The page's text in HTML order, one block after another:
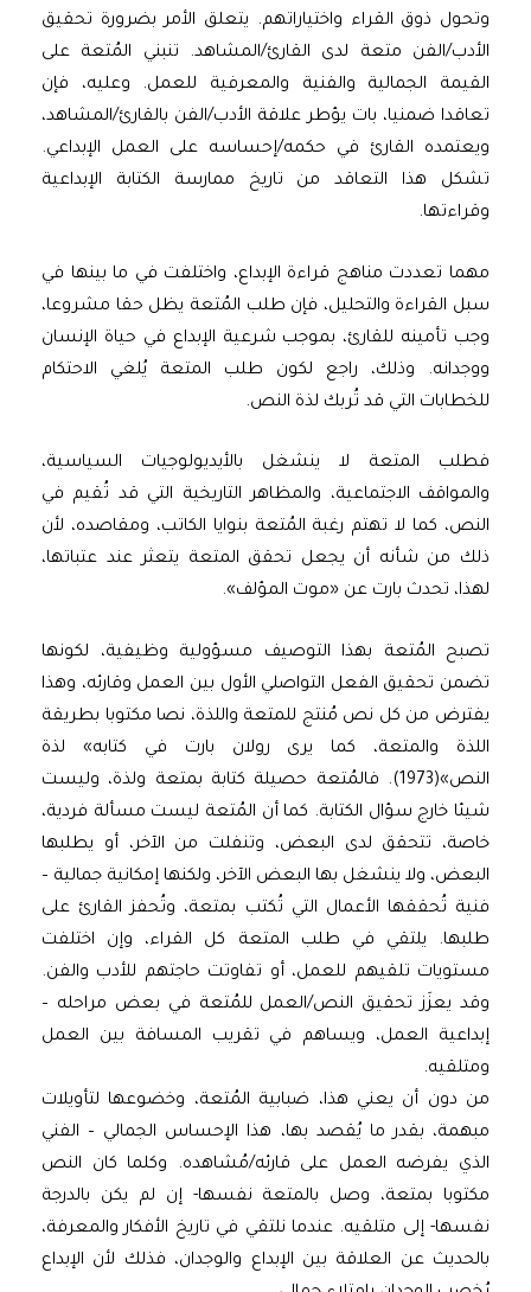
وتحول ذوق القراء واختياراتهم. يتعلق الأمر بضرورة تحقيق
الأدب/الفن متعة لدى القارئ/المشاهد. تنبني المُتعة على
القيمة الجمالية والفنية والمعرفية للعمل. وعليه، فإن
تعاقدا ضمنيا، بات يؤطر علاقة الأدب/الفن بالقارئ/المشاهد،
ويعتمده القارئ في حكمه/إحساسه على العمل الإبداعي.
تشكل هذا التعاقد من تاريخ ممارسة الكتابة الإبداعية
وقراءتها.
مهما تعددت مناهج قراءة الإبداع، واختلفت في ما بينها في
سبل القراءة والتحليل، فإن طلب المُتعة يظل حقا مشروعا،
وجب تأمينه للقارئ، بموجب شرعية الإبداع في حياة الإنسان
ووجدانه. وذلك، راجع لكون طلب المتعة يُلغي الاحتكام
للخطابات التي قد تُربك لذة النص.
فطلب المتعة لا ينشغل بالأيديولوجيات السياسية،
والمواقف الاجتماعية، والمظاهر التاريخية التي قد تُقيم في
النص، كما لا تهتم رغبة المُتعة بنوايا الكاتب، ومقاصده، لأن
ذلك من شأنه أن يجعل تحقق المتعة يتعثر عند عتباتها،
لهذا، تحدث بارت عن «موت المؤلف».
تصبح المُتعة بهذا التوصيف مسؤولية وظيفية، لكونها
تضمن تحقيق الفعل التواصلي الأول بين العمل وقارئه، وهذا
يفترض من كل نص مُنتج للمتعة واللذة، نصا مكتوبا بطريقة
اللذة والمتعة، كما يرى رولان بارت في كتابه» لذة
النص»(1973). فالمُتعة حصيلة كتابة بمتعة ولذة، وليست
شيئا خارج سؤال الكتابة. كما أن المُتعة ليست مسألة فردية،
خاصة، تتحقق لدى البعض، وتنفلت من الآخر، أو يطلبها
البعض، ولا ينشغل بها البعض الآخر، ولكنها إمكانية جمالية –
فنية تُحققها الأعمال التي تُكتب بمتعة، وتُحفز القارئ على
طلبها. يلتقي في طلب المتعة كل القراء، وإن اختلفت
مستويات تلقيهم للعمل، أو تفاوتت حاجتهم للأدب والفن.
وقد يعزَز تحقيق النص/العمل للمُتعة في بعض مراحله –
إبداعية العمل، ويساهم في تقريب المسافة بين العمل
ومتلقيه.
من دون أن يعني هذا، ضبابية المُتعة، وخضوعها لتأويلات
مبهمة، بقدر ما يُقصد بها، هذا الإحساس الجمالي – الفني
الذي يفرضه العمل على قارئه/مُشاهده. وكلما كان النص
مكتوبا بمتعة، وصل بالمتعة نفسها- إن لم يكن بالدرجة
نفسها- إلى متلقيه. عندما نلتقي في تاريخ الأفكار والمعرفة،
بالحديث عن العلاقة بين الإبداع والوجدان، فذلك لأن الإبداع